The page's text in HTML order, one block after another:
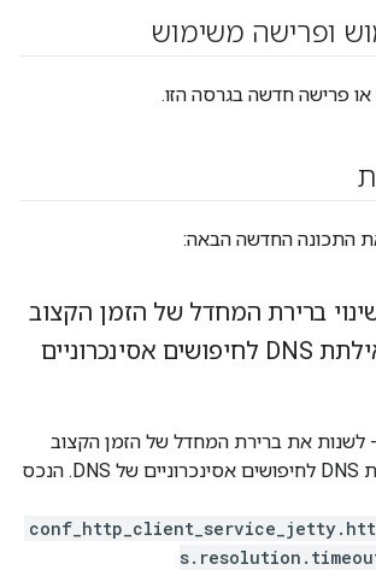
ופרישה משימוש
פרישה חדשה בגרסה הזו.
התכונה החדשה הבאה:
ברירת המחדל של הזמן הקצוב
לתפוגה של שאילתת DNS לחיפושים אסינכרוניים
לשנות את ברירת המחדל של הזמן הקצוב
לתפוגה של שאילתת DNS לחיפושים אסינכרוניים של DNS. הנכס